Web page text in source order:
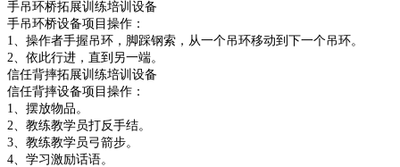
手吊环桥拓展训练培训设备
手吊环桥设备项目操作：
1、操作者手握吊环，脚踩钢索，从一个吊环移动到下一个吊环。
2、依此行进，直到另一端。
信任背摔拓展训练培训设备
信任背摔设备项目操作：
1、摆放物品。
2、教练教学员打反手结。
3、教练教学员弓箭步。
4、学习激励话语。